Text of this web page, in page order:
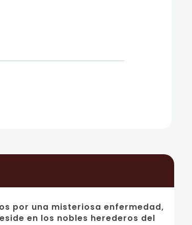
por una misteriosa enfermedad,
en los nobles herederos del